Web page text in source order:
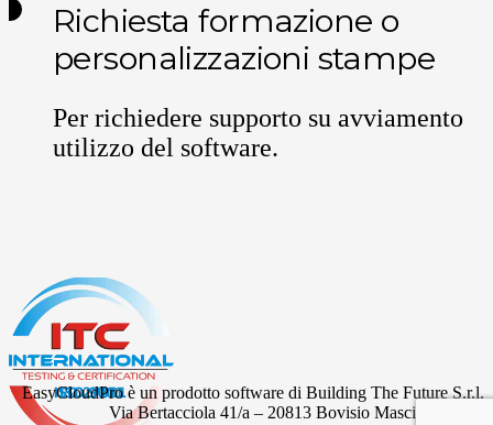
Richiesta formazione o
personalizzazioni stampe
Per richiedere supporto su avviamento
utilizzo del software.
EasyCloudPro è un prodotto software di Building The Future S.r.l.
Via Bertacciola 41/a – 20813 Bovisio Masciago (MB)